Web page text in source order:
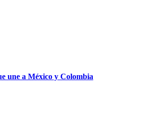
une a México y Colombia